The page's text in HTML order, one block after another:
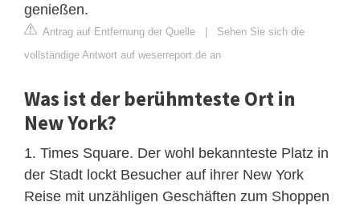
genießen.
Antrag auf Entfernung der Quelle | Sehen Sie sich die
vollständige Antwort auf weserreport.de an
Was ist der berühmteste Ort in
New York?
1. Times Square. Der wohl bekannteste Platz in
der Stadt lockt Besucher auf ihrer New York
Reise mit unzähligen Geschäften zum Shoppen